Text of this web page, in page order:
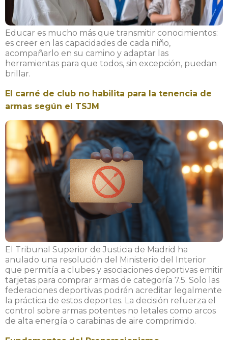
Educar es mucho más que transmitir conocimientos:
es creer en las capacidades de cada niño,
acompañarlo en su camino y adaptar las
herramientas para que todos, sin excepción, puedan
brillar.
El carné de club no habilita para la tenencia de
armas según el TSJM
El Tribunal Superior de Justicia de Madrid ha
anulado una resolución del Ministerio del Interior
que permitía a clubes y asociaciones deportivas emitir
tarjetas para comprar armas de categoría 7.5. Solo las
federaciones deportivas podrán acreditar legalmente
la práctica de estos deportes. La decisión refuerza el
control sobre armas potentes no letales como arcos
de alta energía o carabinas de aire comprimido.